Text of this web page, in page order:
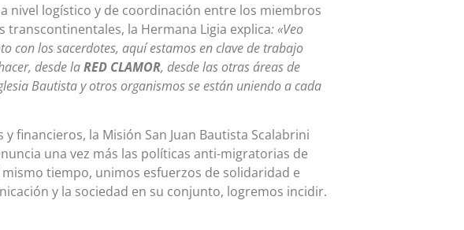
nivel logístico y de coordinación entre los miembros
transcontinentales, la Hermana Ligia explica:«Veo
con los sacerdotes, aquí estamos en clave de trabajo
desde laRED CLAMOR, desde las otras áreas de
Bautista y otros organismos se están uniendo a cada
financieros, la Misión San Juan Bautista Scalabrini
una vez más las políticas anti-migratorias de
tiempo, unimos esfuerzos de solidaridad e
y la sociedad en su conjunto, logremos incidir.